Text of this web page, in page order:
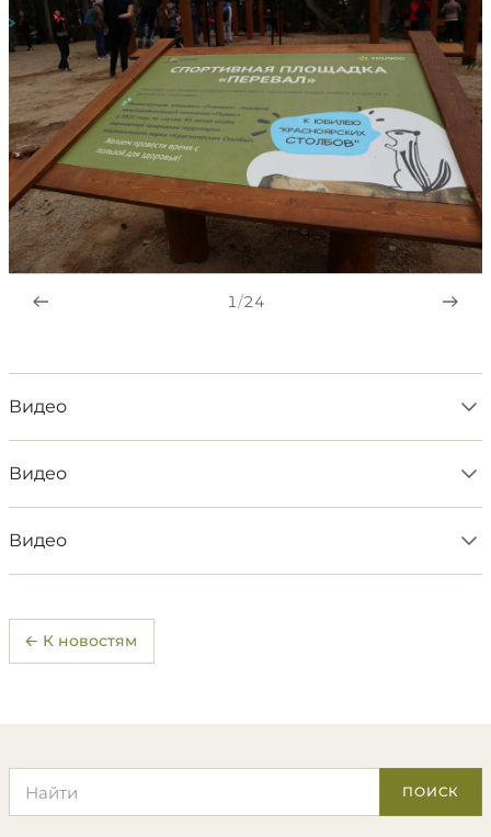
1/24
Видео
Видео
Видео
← К новостям
ПОИСК